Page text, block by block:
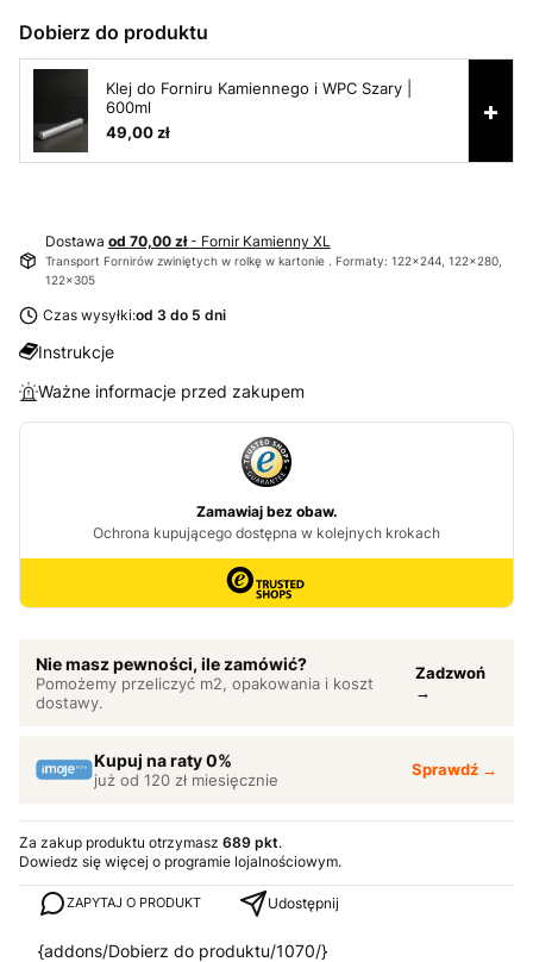
Dobierz do produktu
Klej do Forniru Kamiennego i WPC Szary |
600ml
49,00 zł
+
Dostawa od 70,00 zł- Fornir Kamienny XL
Transport Fornirów zwiniętych w rolkę w kartonie . Formaty: 122x244, 122x280,
122x305
Czas wysyłki:od 3 do 5 dni
Instrukcje
Ważne informacje przed zakupem
Nie masz pewności, ile zamówić?
Pomożemy przeliczyć m2, opakowania i koszt
dostawy.
Zadzwoń
→
Kupuj na raty 0%
już od 120 zł miesięcznie
Sprawdź →
Za zakup produktu otrzymasz 689 pkt.
Dowiedz się więcej o programie lojalnościowym.
ZAPYTAJ O PRODUKT Udostępnij
{addons/Dobierz do produktu/1070/}